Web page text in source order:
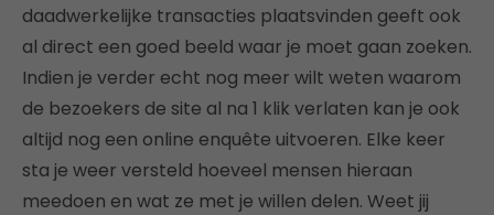
daadwerkelijke transacties plaatsvinden geeft ook
al direct een goed beeld waar je moet gaan zoeken.
Indien je verder echt nog meer wilt weten waarom
de bezoekers de site al na 1 klik verlaten kan je ook
altijd nog een online enquête uitvoeren. Elke keer
sta je weer versteld hoeveel mensen hieraan
meedoen en wat ze met je willen delen. Weet jij